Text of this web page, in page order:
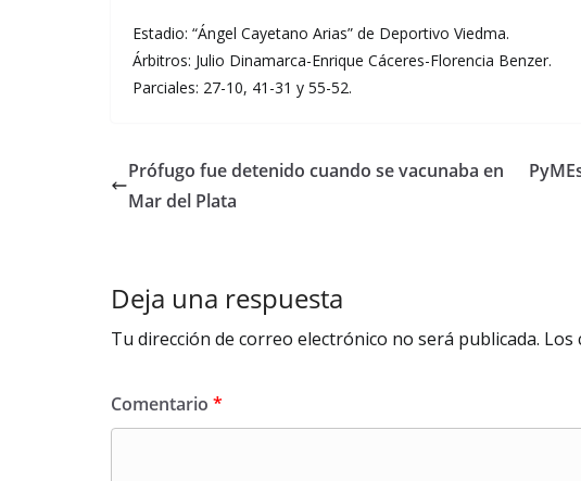
Estadio: “Ángel Cayetano Arias” de Deportivo Viedma.
Árbitros: Julio Dinamarca-Enrique Cáceres-Florencia Benzer.
Parciales: 27-10, 41-31 y 55-52.
Prófugo fue detenido cuando se vacunaba en
Mar del Plata
Deja una respuesta
Tu dirección de correo electrónico no será publicada. Los
Comentario *